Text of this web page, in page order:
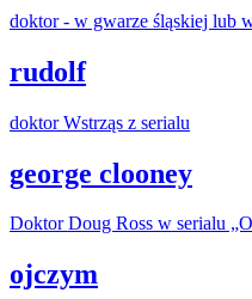
doktor- w gwarze śląskiej lub
rudolf
doktorWstrząs z serialu
george clooney
DoktorDoug Ross w serialu
ojczym